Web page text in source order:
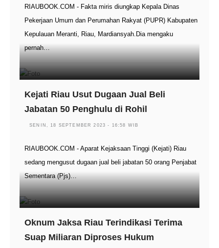
RIAUBOOK.COM - Fakta miris diungkap Kepala Dinas
Pekerjaan Umum dan Perumahan Rakyat (PUPR) Kabupaten
Kepulauan Meranti, Riau, Mardiansyah.Dia mengaku
pernah…
Kejati Riau Usut Dugaan Jual Beli
Jabatan 50 Penghulu di Rohil
SENIN, 18 SEPTEMBER 2023 - 16:58 WIB
RIAUBOOK.COM - Aparat Kejaksaan Tinggi (Kejati) Riau
sedang mengusut dugaan jual beli jabatan 50 orang Penjabat
Sementara (Pjs)…
Oknum Jaksa Riau Terindikasi Terima
Suap Miliaran Diproses Hukum